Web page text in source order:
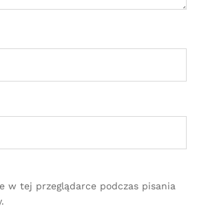
w tej przeglądarce podczas pisania